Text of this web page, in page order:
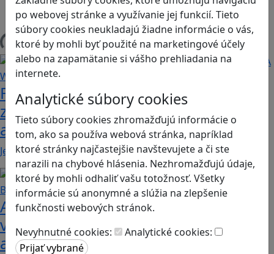
po webovej stránke a využívanie jej funkcií. Tieto
súbory cookies neukladajú žiadne informácie o vás,
ktoré by mohli byť použité na marketingové účely
alebo na zapamätanie si vášho prehliadania na
internete.
Analytické súbory cookies
Tieto súbory cookies zhromažďujú informácie o
tom, ako sa používa webová stránka, napríklad
ktoré stránky najčastejšie navštevujete a či ste
narazili na chybové hlásenia. Nezhromažďujú údaje,
ktoré by mohli odhaliť vašu totožnosť. Všetky
informácie sú anonymné a slúžia na zlepšenie
funkčnosti webových stránok.
Nevyhnutné cookies:
Analytické cookies:
Stolové, kartové
Načítam blogy
Fotografujte zvieratká, aby ste
zachránili ostrov v Alba: A Wildlife
adventure
Jednoduchá hra, vhodná pre kohokoľvek z rodiny,…
Ako biele krvinky bojujú proti
vírusom a baktériám? Hra Bunky v
akcii je zábavnou lekciou o imunite